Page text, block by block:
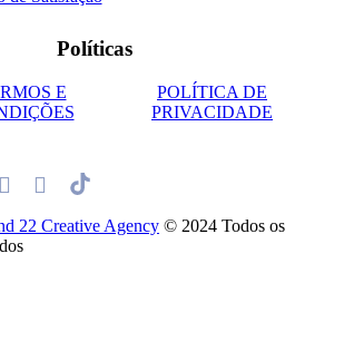
Políticas
E
POLÍTICA DE
PRIVACIDADE
22 Creative Agency © 2024 Todos os